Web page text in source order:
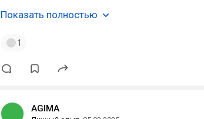
Показать полностью
1
AGIMA